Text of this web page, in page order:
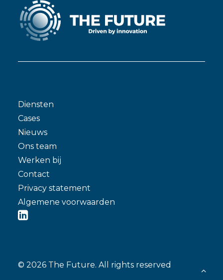
Diensten
Cases
Nieuws
Ons team
Werken bij
Contact
Privacy statement
Algemene voorwaarden
© 2026 The Future. All rights reserved